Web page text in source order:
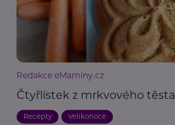
Redakce eMaminy.cz
Čtyřlístek z mrkvového těsta
Recepty Velikonoce